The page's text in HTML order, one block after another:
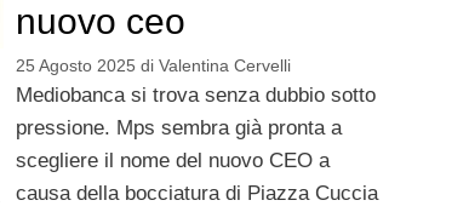
nuovo ceo
25 Agosto 2025 di Valentina Cervelli
Mediobanca si trova senza dubbio sotto
pressione. Mps sembra già pronta a
scegliere il nome del nuovo CEO a
causa della bocciatura di Piazza Cuccia